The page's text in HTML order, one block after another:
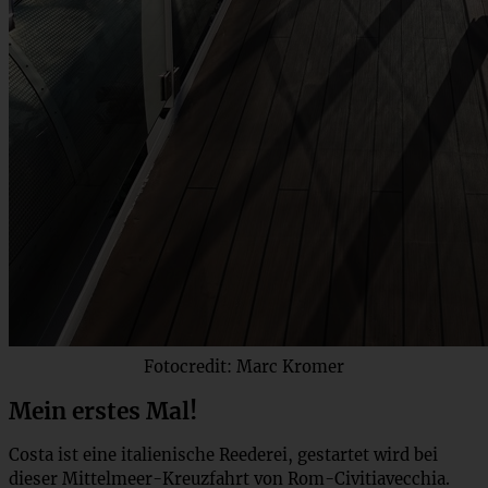
Fotocredit: Marc Kromer
Mein erstes Mal!
Costa ist eine italienische Reederei, gestartet wird bei
dieser Mittelmeer-Kreuzfahrt von Rom-Civitiavecchia.